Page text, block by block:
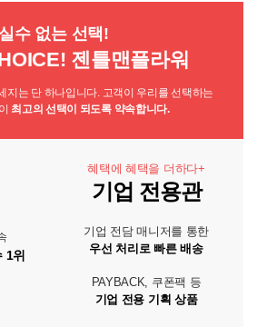
실수 없는 선택!
젠틀맨플라워
지는 단 하나입니다. 고객이 우리를 선택하는
최고의 선택이 되도록 약속합니다.
1위
혜택에 혜택을 더하다+
기업 전용관
기업 전담 매니저를 통한
우선 처리로 빠른 배송
PAYBACK, 쿠폰팩 등
기업 전용 기획 상품